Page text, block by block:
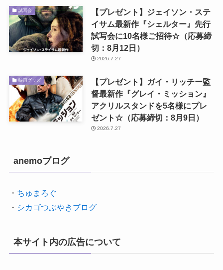
試写会
【プレゼント】ジェイソン・ステ
イサム最新作『シェルター』先行
試写会に10名様ご招待☆（応募締
切：8月12日）
2026.7.27
映画グッズ
【プレゼント】ガイ・リッチー監
督最新作『グレイ・ミッション』
アクリルスタンドを5名様にプレ
ゼント☆（応募締切：8月9日）
2026.7.27
anemoブログ
・ ちゅまろぐ
・ シカゴつぶやきブログ
本サイト内の広告について